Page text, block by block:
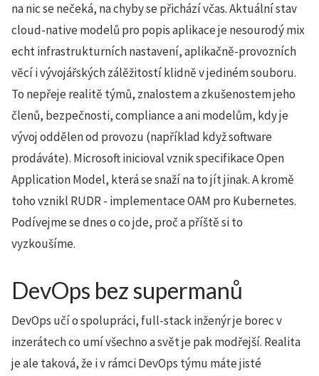
na nic se nečeká, na chyby se přichází včas. Aktuální stav
cloud-native modelů pro popis aplikace je nesourodý mix
echt infrastrukturních nastavení, aplikačně-provozních
věcí i vývojářských zálěžitostí klidně v jediném souboru.
To nepřeje realitě týmů, znalostem a zkušenostem jeho
členů, bezpečnosti, compliance a ani modelům, kdy je
vývoj oddělen od provozu (například když software
prodáváte). Microsoft inicioval vznik specifikace Open
Application Model, která se snaží na to jít jinak. A kromě
toho vznikl RUDR - implementace OAM pro Kubernetes.
Podívejme se dnes o co jde, proč a příště si to
vyzkoušíme.
DevOps bez supermanů
DevOps učí o spolupráci, full-stack inženýr je borec v
inzerátech co umí všechno a svět je pak modřejší. Realita
je ale taková, že i v rámci DevOps týmu máte jisté